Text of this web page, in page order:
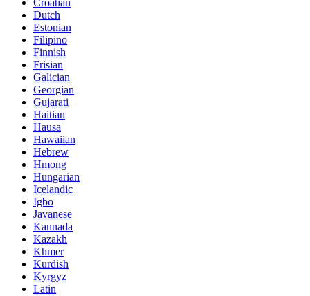
Croatian
Dutch
Estonian
Filipino
Finnish
Frisian
Galician
Georgian
Gujarati
Haitian
Hausa
Hawaiian
Hebrew
Hmong
Hungarian
Icelandic
Igbo
Javanese
Kannada
Kazakh
Khmer
Kurdish
Kyrgyz
Latin